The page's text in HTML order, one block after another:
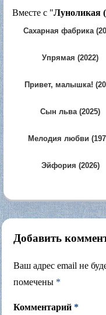
Вместе с "Луноликая
Сахарная фабрика
Упрямая (2022)
Привет, малышка!
Сын льва (2025)
Мелодия любви
Эйфория (2026)
Добавить
Ваш адрес email не
помечены *
Комментарий *